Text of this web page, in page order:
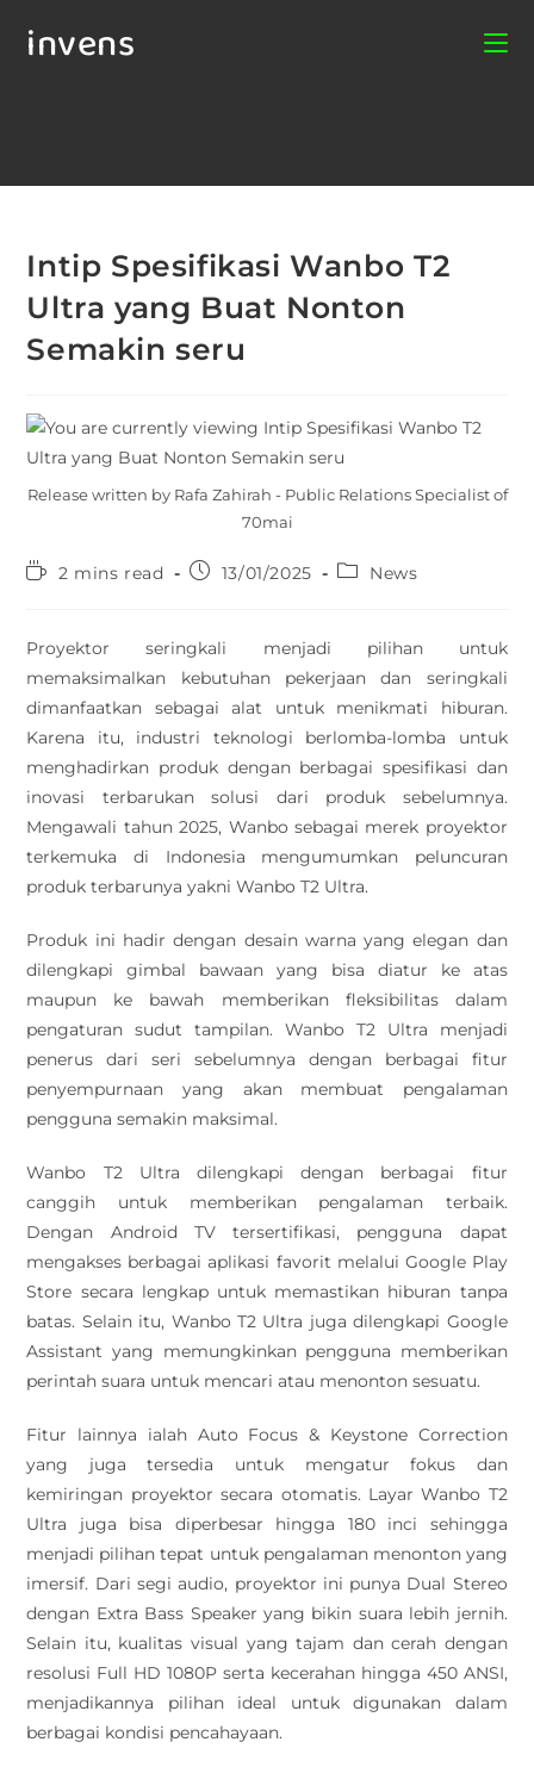
invens
Intip Spesifikasi Wanbo T2
Ultra yang Buat Nonton
Semakin seru
Release written by Rafa Zahirah - Public Relations Specialist of
70mai
2 mins read 13/01/2025 News
Proyektor seringkali menjadi pilihan untuk
memaksimalkan kebutuhan pekerjaan dan seringkali
dimanfaatkan sebagai alat untuk menikmati hiburan.
Karena itu, industri teknologi berlomba-lomba untuk
menghadirkan produk dengan berbagai spesifikasi dan
inovasi terbarukan solusi dari produk sebelumnya.
Mengawali tahun 2025, Wanbo sebagai merek proyektor
terkemuka di Indonesia mengumumkan peluncuran
produk terbarunya yakni Wanbo T2 Ultra.
Produk ini hadir dengan desain warna yang elegan dan
dilengkapi gimbal bawaan yang bisa diatur ke atas
maupun ke bawah memberikan fleksibilitas dalam
pengaturan sudut tampilan. Wanbo T2 Ultra menjadi
penerus dari seri sebelumnya dengan berbagai fitur
penyempurnaan yang akan membuat pengalaman
pengguna semakin maksimal.
Wanbo T2 Ultra dilengkapi dengan berbagai fitur
canggih untuk memberikan pengalaman terbaik.
Dengan Android TV tersertifikasi, pengguna dapat
mengakses berbagai aplikasi favorit melalui Google Play
Store secara lengkap untuk memastikan hiburan tanpa
batas. Selain itu, Wanbo T2 Ultra juga dilengkapi Google
Assistant yang memungkinkan pengguna memberikan
perintah suara untuk mencari atau menonton sesuatu.
Fitur lainnya ialah Auto Focus & Keystone Correction
yang juga tersedia untuk mengatur fokus dan
kemiringan proyektor secara otomatis. Layar Wanbo T2
Ultra juga bisa diperbesar hingga 180 inci sehingga
menjadi pilihan tepat untuk pengalaman menonton yang
imersif. Dari segi audio, proyektor ini punya Dual Stereo
dengan Extra Bass Speaker yang bikin suara lebih jernih.
Selain itu, kualitas visual yang tajam dan cerah dengan
resolusi Full HD 1080P serta kecerahan hingga 450 ANSI,
menjadikannya pilihan ideal untuk digunakan dalam
berbagai kondisi pencahayaan.